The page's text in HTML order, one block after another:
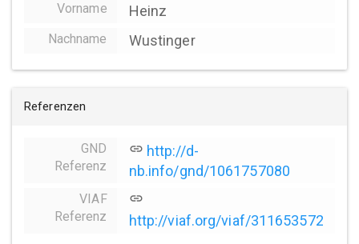
Vorname Heinz
Nachname Wustinger
Referenzen
GND
Referenz
link http://d-
nb.info/gnd/1061757080
VIAF
Referenz
link
http://viaf.org/viaf/311653572